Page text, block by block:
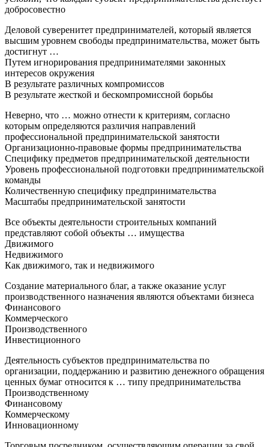
добросовестно
Деловой суверенитет предпринимателей, который является
высшим уровнем свободы предпринимательства, может быть
достигнут …
Путем игнорирования предпринимателями законных
интересов окружения
В результате различных компромиссов
В результате жесткой и бескомпромиссной борьбы
Неверно, что … можно отнести к критериям, согласно
которым определяются различия направлений
профессиональной предпринимательской занятости
Организационно-правовые формы предпринимательства
Специфику предметов предпринимательской деятельности
Уровень профессиональной подготовки предпринимательской
команды
Количественную специфику предпринимательства
Масштабы предпринимательской занятости
Все объекты деятельности строительных компаний
представляют собой объекты … имущества
Движимого
Недвижимого
Как движимого, так и недвижимого
Создание материального благ, а также оказание услуг
производственного назначения являются объектами бизнеса
Финансового
Коммерческого
Производственного
Инвестиционного
Деятельность субъектов предпринимательства по
организации, поддержанию и развитию денежного обращения
ценных бумаг относится к … типу предпринимательства
Производственному
Финансовому
Коммерческому
Инновационному